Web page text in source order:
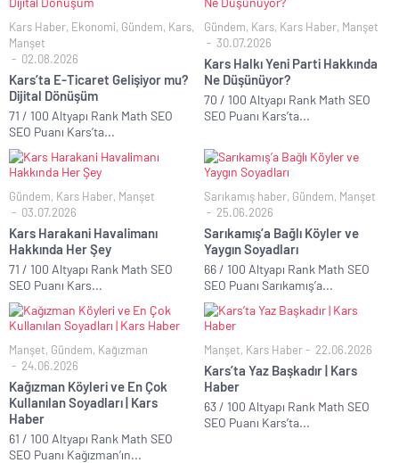
Kars Haber, Ekonomi, Gündem, Kars,
Manşet
02.08.2026
Kars’ta E-Ticaret Gelişiyor mu?
Dijital Dönüşüm
71 / 100 Altyapı Rank Math SEO
SEO Puanı Kars’ta...
Gündem, Kars, Kars Haber, Manşet
30.07.2026
Kars Halkı Yeni Parti Hakkında
Ne Düşünüyor?
70 / 100 Altyapı Rank Math SEO
SEO Puanı Kars’ta...
Gündem, Kars Haber, Manşet
03.07.2026
Kars Harakani Havalimanı
Hakkında Her Şey
71 / 100 Altyapı Rank Math SEO
SEO Puanı Kars...
Sarıkamış haber, Gündem, Manşet
25.06.2026
Sarıkamış’a Bağlı Köyler ve
Yaygın Soyadları
66 / 100 Altyapı Rank Math SEO
SEO Puanı Sarıkamış’a...
Manşet, Gündem, Kağızman
24.06.2026
Kağızman Köyleri ve En Çok
Kullanılan Soyadları | Kars
Haber
61 / 100 Altyapı Rank Math SEO
SEO Puanı Kağızman’ın...
Manşet, Kars Haber 22.06.2026
Kars’ta Yaz Başkadır | Kars
Haber
63 / 100 Altyapı Rank Math SEO
SEO Puanı Kars’ta...